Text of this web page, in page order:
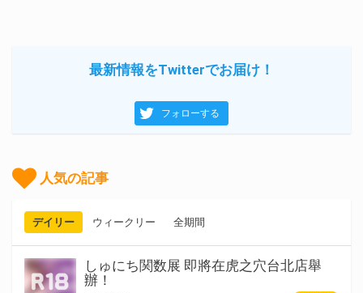
最新情報をTwitterでお届け！
フォローする
人気の記事
デイリー ウィークリー 全期間
しゅにち関数展 即將在虎之穴台北店舉
辦！